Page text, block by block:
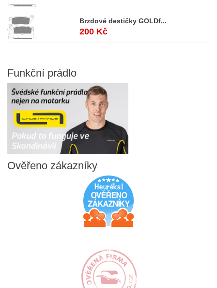
Brzdové destičky GOLDf...
200 Kč
Funkční prádlo
Ověřeno zákazníky